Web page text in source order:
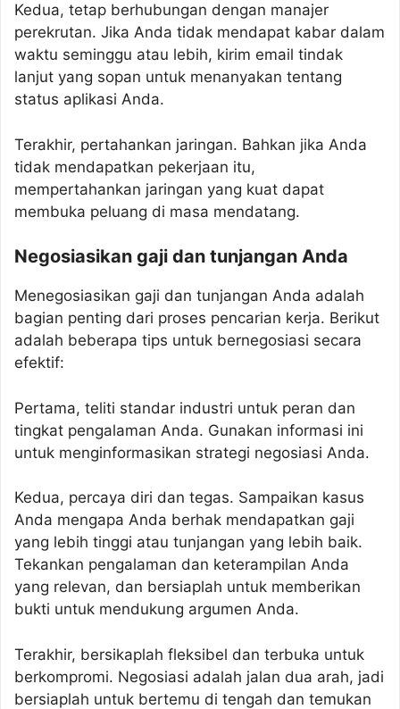
Kedua, tetap berhubungan dengan manajer
perekrutan. Jika Anda tidak mendapat kabar dalam
waktu seminggu atau lebih, kirim email tindak
lanjut yang sopan untuk menanyakan tentang
status aplikasi Anda.
Terakhir, pertahankan jaringan. Bahkan jika Anda
tidak mendapatkan pekerjaan itu,
mempertahankan jaringan yang kuat dapat
membuka peluang di masa mendatang.
Negosiasikan gaji dan tunjangan Anda
Menegosiasikan gaji dan tunjangan Anda adalah
bagian penting dari proses pencarian kerja. Berikut
adalah beberapa tips untuk bernegosiasi secara
efektif:
Pertama, teliti standar industri untuk peran dan
tingkat pengalaman Anda. Gunakan informasi ini
untuk menginformasikan strategi negosiasi Anda.
Kedua, percaya diri dan tegas. Sampaikan kasus
Anda mengapa Anda berhak mendapatkan gaji
yang lebih tinggi atau tunjangan yang lebih baik.
Tekankan pengalaman dan keterampilan Anda
yang relevan, dan bersiaplah untuk memberikan
bukti untuk mendukung argumen Anda.
Terakhir, bersikaplah fleksibel dan terbuka untuk
berkompromi. Negosiasi adalah jalan dua arah, jadi
bersiaplah untuk bertemu di tengah dan temukan